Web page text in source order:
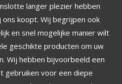
langer plezier hebben
koopt. Wij begrijpen ook
en snel mogelijke manier wilt
geschikte producten om uw
Wij hebben bijvoorbeeld een
gebruiken voor een diepe